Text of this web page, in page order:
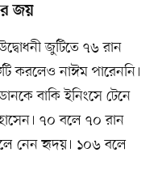
জয়
জুটিতে ৭৬ রান
করলেও নাঈম পারেননি।
বাকি ইনিংসে টেনে
৭০ বলে ৭০ রান
নেন হৃদয়। ১০৬ বলে